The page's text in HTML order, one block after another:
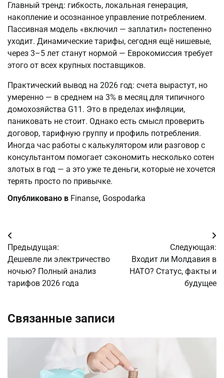
Главный тренд: гибкость, локальная генерация,
накопление и осознанное управление потреблением.
Пассивная модель «включил — заплатил» постепенно
уходит. Динамические тарифы, сегодня ещё нишевые,
через 3–5 лет станут нормой — Еврокомиссия требует
этого от всех крупных поставщиков.
Практический вывод на 2026 год: счета вырастут, но
умеренно — в среднем на 3% в месяц для типичного
домохозяйства G11. Это в пределах инфляции,
паниковать не стоит. Однако есть смысл проверить
договор, тарифную группу и профиль потребления.
Иногда час работы с калькулятором или разговор с
консультантом помогает сэкономить несколько сотен
злотых в год — а это уже те деньги, которые не хочется
терять просто по привычке.
Опубликовано в Finanse, Gospodarka
Навигация
по
записям
Предыдущая:
Дешевле ли электричество
ночью? Полный анализ
тарифов 2026 года
Следующая:
Входит ли Молдавия в
НАТО? Статус, факты и
будущее
Связанные записи